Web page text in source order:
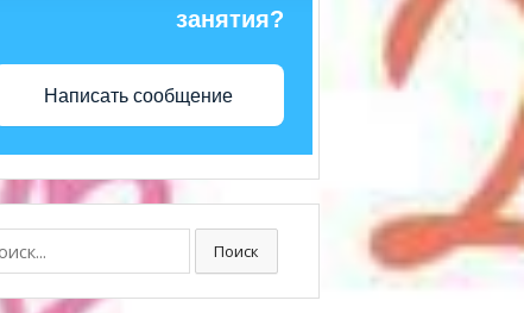
занятия?
Написать сообщение
Поиск